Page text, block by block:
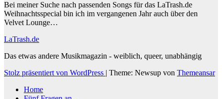
Bei meiner Suche nach passenden Songs für das LaTrash.de
Weihnachtsspecial bin ich im vergangenen Jahr auch über den
Velvet Lounge…
LaTrash.de
Das etwas andere Musikmagazin - weiblich, queer, unabhängig
Stolz präsentiert von WordPress | Theme: Newsup von Themeansar
Home